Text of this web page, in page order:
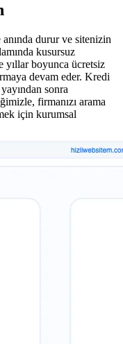
durur ve sitenizin
kusursuz
yıllar boyunca ücretsiz
devam eder. Kredi
sonra
firmanızı arama
için kurumsal